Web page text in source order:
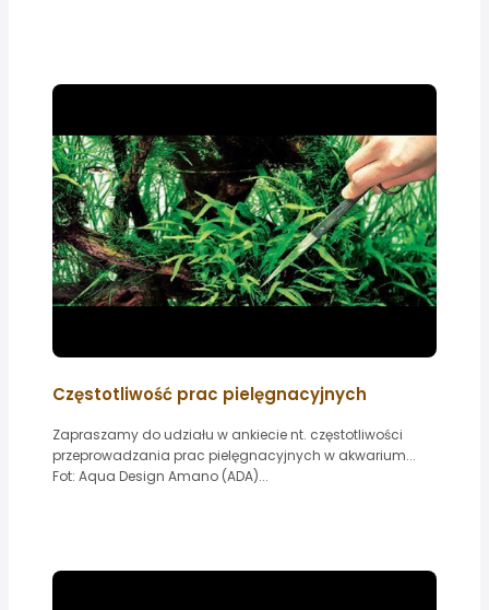
Częstotliwość prac pielęgnacyjnych
Zapraszamy do udziału w ankiecie nt. częstotliwości
przeprowadzania prac pielęgnacyjnych w akwarium...
Fot: Aqua Design Amano (ADA)...